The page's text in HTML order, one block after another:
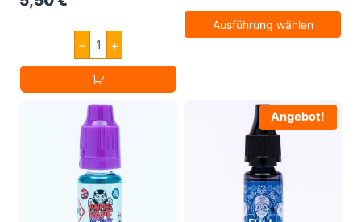
–
Dinner
Lady
SALTS
Strawberry
Ice
Menge
+
Ausführung wählen
mehrere
Varianten
auf.
Die
Optionen
Angebot!